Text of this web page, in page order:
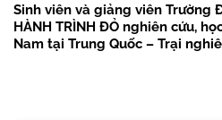
Sinh viên và giảng viên Trường
HÀNH TRÌNH ĐỎ nghiên cứu,
Nam tại Trung Quốc – Trại